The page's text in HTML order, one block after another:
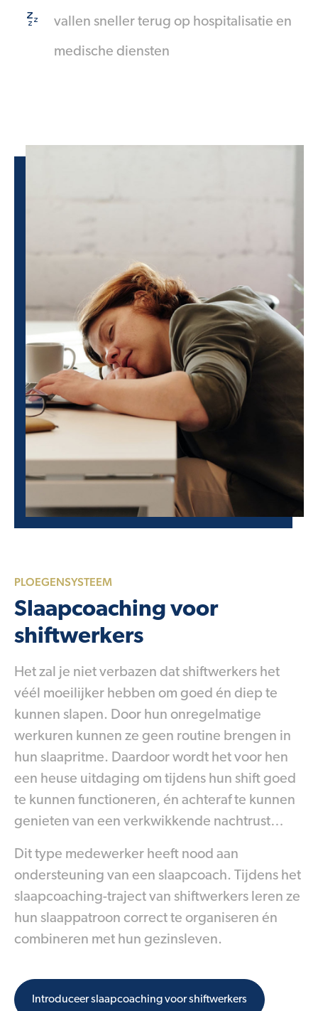
vallen sneller terug op hospitalisatie en
medische diensten
PLOEGENSYSTEEM
Slaapcoaching voor
shiftwerkers
Het zal je niet verbazen dat shiftwerkers het
véél moeilijker hebben om goed én diep te
kunnen slapen. Door hun onregelmatige
werkuren kunnen ze geen routine brengen in
hun slaapritme. Daardoor wordt het voor hen
een heuse uitdaging om tijdens hun shift goed
te kunnen functioneren, én achteraf te kunnen
genieten van een verkwikkende nachtrust…
Dit type medewerker heeft nood aan
ondersteuning van een slaapcoach. Tijdens het
slaapcoaching-traject van shiftwerkers leren ze
hun slaappatroon correct te organiseren én
combineren met hun gezinsleven.
Introduceer slaapcoaching voor shiftwerkers